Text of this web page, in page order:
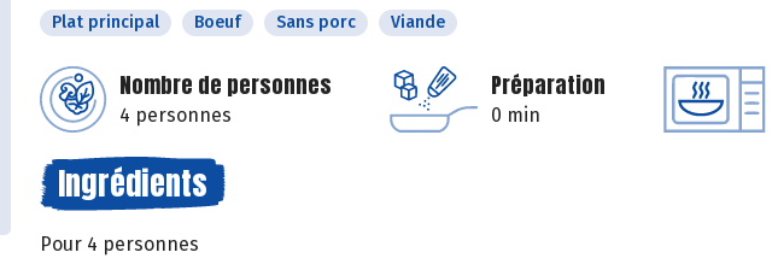
Plat principal Boeuf Sans porc Viande
Nombre de personnes
4 personnes
Préparation
0 min
Ingrédients
Pour 4 personnes